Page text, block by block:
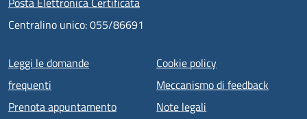
Centralino unico: 055/86691
Menu piè di pagina
Leggi le domande
frequenti
Prenota appuntamento
Cookie policy
Meccanismo di feedback
Note legali